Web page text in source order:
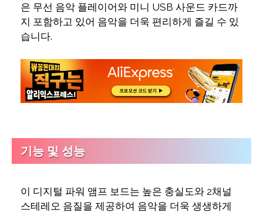
은 무선 음악 플레이어와 미니 USB 사운드 카드까
지 포함하고 있어 음악을 더욱 편리하게 즐길 수 있
습니다.
기능 및 성능
이 디지털 파워 앰프 보드는 높은 충실도와 2채널
스테레오 음질을 제공하여 음악을 더욱 생생하게